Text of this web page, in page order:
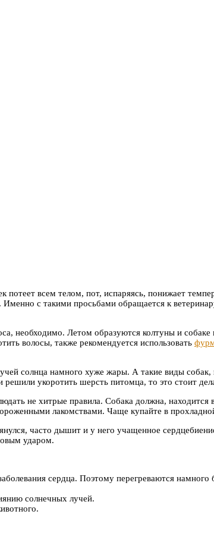
всем телом, пот, испаряясь, понижает
с такими просьбами обращается к
необходимо. Летом образуются колтуны и
волосы, также рекомендуется использовать
солнца намного хуже жары. А такие виды
укоротить шерсть питомца, то это стоит
не хитрые правила. Собака должна,
лакомствами. Чаще купайте в
часто дышит и у него учащенное
ударом.
сердца. Поэтому перегреваются
солнечных лучей.